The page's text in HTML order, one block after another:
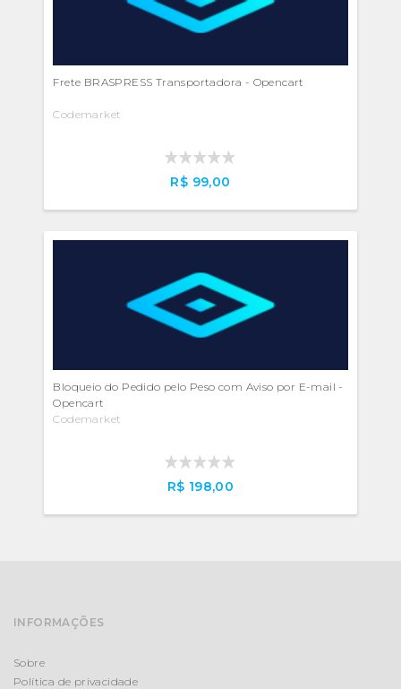
Frete BRASPRESS Transportadora - Opencart
Codemarket
R$ 99,00
Bloqueio do Pedido pelo Peso com Aviso por E-mail -
Opencart
Codemarket
R$ 198,00
INFORMAÇÕES
Sobre
Política de privacidade